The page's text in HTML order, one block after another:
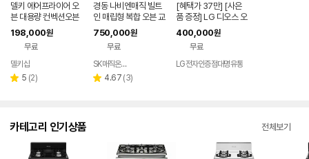
델키 에어프라이어 오
븐 대용량 컨벡션오븐
DKW-1018
198,000원
무료
페이
델키샵
별 5 리
(2)
경동 나비엔매직 빌트
인 매립형 복합 오븐 교
체 그릴 에어프라이 전
자레인지 공간마련시
설치
750,000원
무료
SK매직온라인스토어
별 4.67 리
(3)
[혜택가 37만] [사은
품 증정] LG 디오스 오
브제컬렉션 광파오븐
MLJ39WW
400,000원
무료
LG전자인증점대명유통
카테고리 인기상품 전체보기